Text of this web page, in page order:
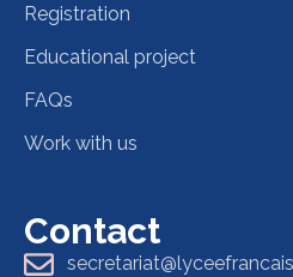
Registration
Educational project
FAQs
Work with us
Contact